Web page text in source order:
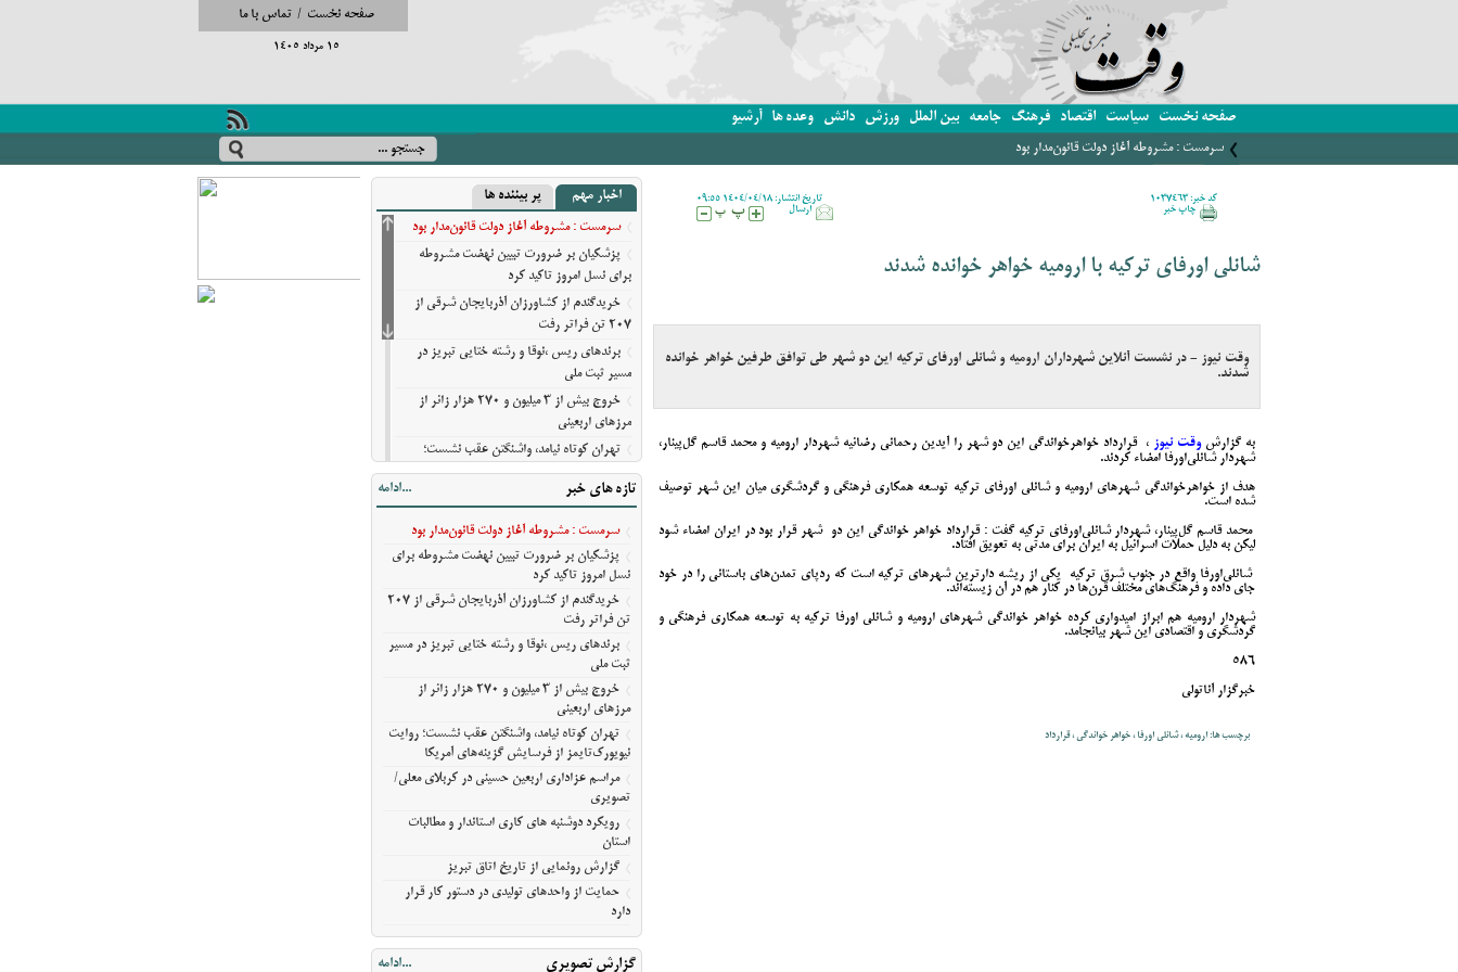
صفحه نخست / تماس با ما
15 مرداد 1405
صفحه نخست سیاست اقتصاد فرهنگ جامعه بین الملل ورزش دانش وعده ها آرشیو
سرمست : مشروطه آغاز دولت قانون‌مدار بود
کد خبر: 1037463
تاریخ انتشار: 1404/04/18 09:55
چاپ خبر
ارسال
شانلی اورفای ترکیه با ارومیه خواهر خوانده شدند
وقت نیوز - در نشست آنلاین شهرداران ارومیه و شانلی اورفای ترکیه این دو شهر طی توافق طرفین خواهر خوانده
شدند.
به گزارشوقت نیوز ، قرارداد خواهرخواندگی این دو شهر را آیدین رحمانی رضائیه شهردار ارومیه و محمد قاسم گل‌پینار،
شهردار شانلی‌اورفا امضاء کردند.
هدف از خواهرخواندگی شهرهای ارومیه و شانلی اورفای ترکیه توسعه همکاری فرهنگی و گردشگری میان این شهر توصیف
شده است.
محمد قاسم گل‌پینار، شهردار شانلی‌اورفای ترکیه گفت : قرارداد خواهر خواندگی این دو شهر قرار بود در ایران امضاء شود
لیکن به دلیل حملات اسرائیل به ایران برای مدتی به تعویق افتاد.
شانلی‌اورفا واقع در جنوب شرق ترکیه یکی از ریشه‌ دارترین شهرهای ترکیه است که ردپای تمدن‌های باستانی را در خود
جای داده و فرهنگ‌های مختلف قرن‌ها در کنار هم در آن زیسته‌اند.
شهردار ارومیه هم ابراز امیدواری کرده خواهر خواندگی شهرهای ارومیه و شانلی اورفا ترکیه به توسعه همکاری فرهنگی و
گردشگری و اقتصادی این شهر بیانجامد.
586
خبرگزار آناتولی
برچسب ها: ارومیه ، شانلی اورفا ، خواهر خواندگی ، قرارداد
اخبار مهم پر بیننده ها
سرمست : مشروطه آغاز دولت قانون‌مدار بود
پزشکیان بر ضرورت تبیین نهضت مشروطه
برای نسل امروز تاکید کرد
خریدگندم از کشاورزان آذربایجان شرقی از
207 تن فراتر رفت
برندهای ریس ،‌نوقا و رشته ختایی تبریز در
مسیر ثبت ملی
خروج بیش از ۳ میلیون و ۲۷۰ هزار زائر از
مرزهای اربعینی
تهران کوتاه نیامد، واشنگتن عقب نشست؛
روایت نیویورک‌تایمز از فرسایش گزینه‌های
آمریکا
مراسم عزاداری اربعین حسینی در کربلای
معلی/تصویری
رویکرد دوشنبه های کاری استاندار و مطالبات
گزارش رونمایی از تاریخ اتاق تبریز
حمایت از واحدهای تولیدی در دستور کار قرار
دارد
تازه های خبر ...ادامه
سرمست : مشروطه آغاز دولت قانون‌مدار بود
پزشکیان بر ضرورت تبیین نهضت مشروطه برای
نسل امروز تاکید کرد
خریدگندم از کشاورزان آذربایجان شرقی از 207
تن فراتر رفت
برندهای ریس ،‌نوقا و رشته ختایی تبریز در مسیر
ثبت ملی
خروج بیش از ۳ میلیون و ۲۷۰ هزار زائر از
مرزهای اربعینی
تهران کوتاه نیامد، واشنگتن عقب نشست؛ روایت
نیویورک‌تایمز از فرسایش گزینه‌های آمریکا
مراسم عزاداری اربعین حسینی در کربلای معلی/
تصویری
رویکرد دوشنبه های کاری استاندار و مطالبات
استان
گزارش رونمایی از تاریخ اتاق تبریز
حمایت از واحدهای تولیدی در دستور کار قرار
دارد
گزارش تصویری ...ادامه